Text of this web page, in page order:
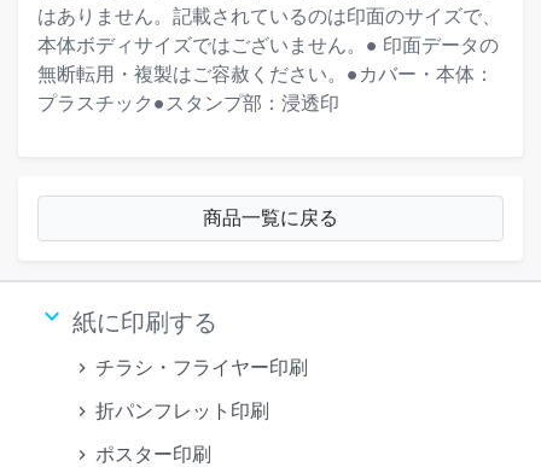
はありません。記載されているのは印面のサイズで、
本体ボディサイズではございません。● 印面データの
無断転用・複製はご容赦ください。●カバー・本体：
プラスチック●スタンプ部：浸透印
商品一覧に戻る
keyboard_arrow_down 紙に印刷する
チラシ・フライヤー印刷
折パンフレット印刷
ポスター印刷